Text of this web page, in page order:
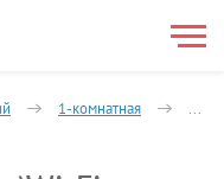
1-комнатная